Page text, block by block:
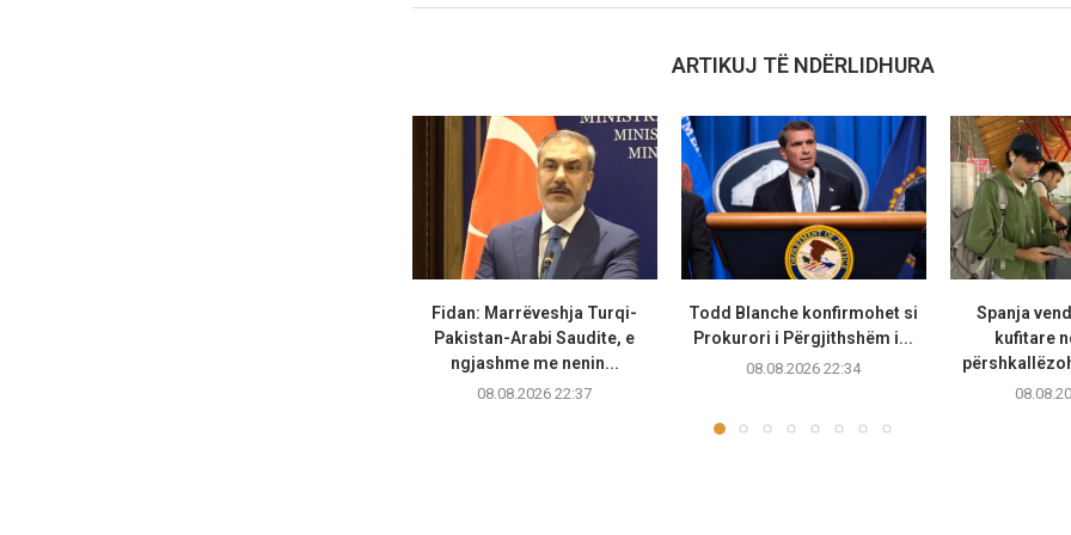
ARTIKUJ TË NDËRLIDHURA
Fidan: Marrëveshja Turqi-
Pakistan-Arabi Saudite, e
ngjashme me nenin...
08.08.2026 22:37
Todd Blanche konfirmohet si
Prokurori i Përgjithshëm i...
08.08.2026 22:34
Spanja
kufitare